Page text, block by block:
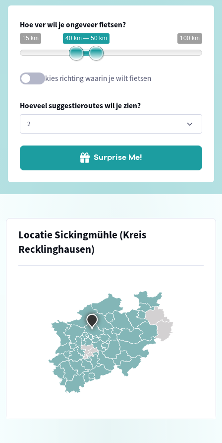
Hoe ver wil je ongeveer fietsen?
15 km 100 km
40 km — 50 km
kies richting waarin je wilt fietsen
Hoeveel suggestieroutes wil je zien?
Surprise Me!
Locatie Sickingmühle (Kreis
Recklinghausen)